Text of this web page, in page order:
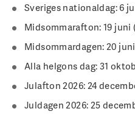
Sveriges nationaldag: 6
Midsommarafton: 19 juni
Midsommardagen: 20
Alla helgons dag: 31
Julafton 2026: 24
Juldagen 2026: 25